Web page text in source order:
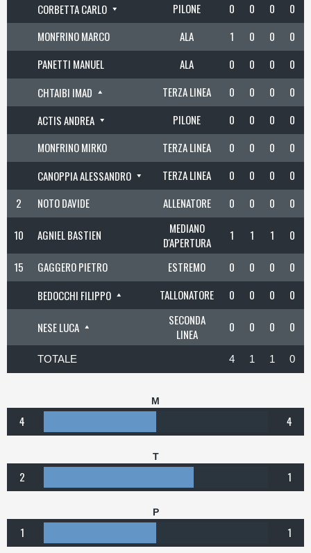
CORBETTA CARLO
PILONE 0 0 0
0
MONFRINO MARCO
ALA 1 0 0
0
PANETTI MANUEL
ALA 0 0 0
0
CHTAIBI IMAD
TERZA LINEA 0 0 0
0
ACTIS ANDREA
PILONE 0 0 0
0
MONFRINO MIRKO
TERZA LINEA 0 0 0
0
CANOPPIA ALESSANDRO
TERZA LINEA 0 0 0
0
2
NOTO DAVIDE ALLENATORE 0 0 0 0
10 AGNIEL BASTIEN
MEDIANO
D'APERTURA
1 1 1 0
15 GAGGERO PIETRO ESTREMO 0 0 0
0
BEDOCCHI FILIPPO
TALLONATORE 0 0 0 0
NESE LUCA
SECONDA
LINEA
0 0 0 0
TOTALE 4 1 1 0
M
4 4
T
2 1
P
1 1